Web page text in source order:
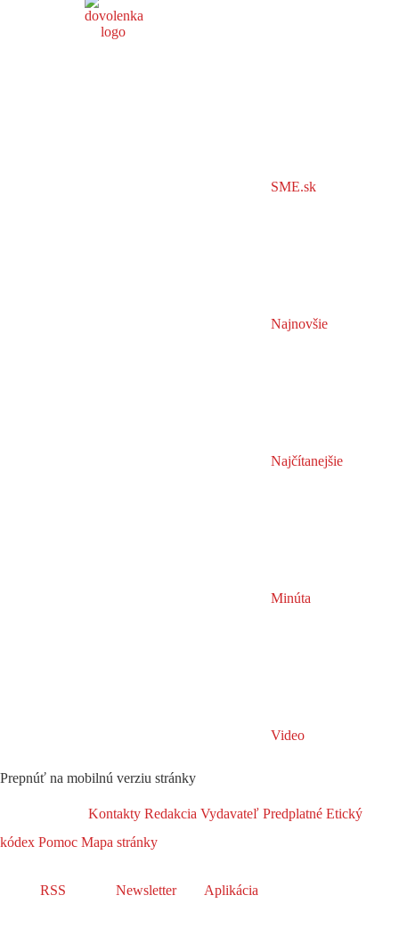
SME.sk
Najnovšie
Najčítanejšie
Minúta
Video
Prepnúť na mobilnú verziu stránky
Kontakty Redakcia Vydavateľ Predplatné Etický
kódex Pomoc Mapa stránky
RSS Newsletter Aplikácia